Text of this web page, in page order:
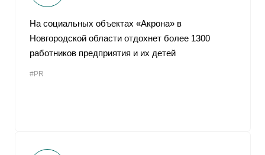
На социальных объектах «Акрона» в
Новгородской области отдохнет более 1300
работников предприятия и их детей
#PR